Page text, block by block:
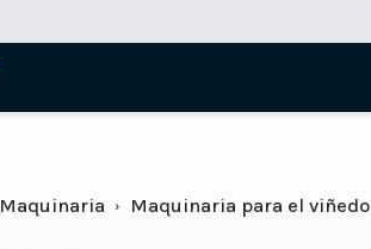
Maquinaria Maquinaria para el viñedo